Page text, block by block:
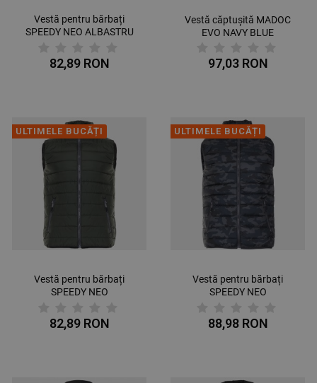
Vestă pentru bărbați
SPEEDY NEO ALBASTRU
82,89 RON
Vestă căptușită MADOC
EVO NAVY BLUE
97,03 RON
ULTIMELE BUCĂȚI
Vestă pentru bărbați
SPEEDY NEO
82,89 RON
ULTIMELE BUCĂȚI
Vestă pentru bărbați
SPEEDY NEO
88,98 RON